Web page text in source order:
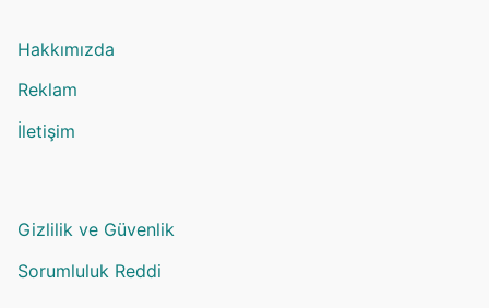
Hakkımızda
Reklam
İletişim
Gizlilik ve Güvenlik
Sorumluluk Reddi